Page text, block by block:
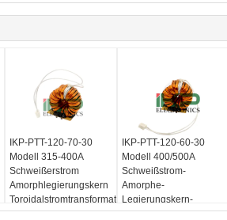
IKP-PTT-120-70-30
Modell 315-400A
Schweißerstrom
Amorphlegierungskern
Toroidalstromtransformator
für Inverter-
IKP-PTT-120-60-30
Modell 400/500A
Schweißstrom-
Amorphe-
Legierungskern-
Ringkerntransformator